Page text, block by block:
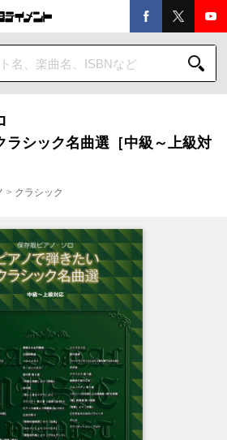
ラシック名曲選［中級～上級対
> クラシック